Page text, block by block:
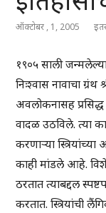
ऑक्टोबर , 1, 2005
१९०५ साली
निःश्वास नावाचा
अवलोकनासह
वादळ उठविले. त्या
करणाऱ्या
काही मांडले आहे.
ठरतात त्याबद्दल
करतात. स्त्रियांची